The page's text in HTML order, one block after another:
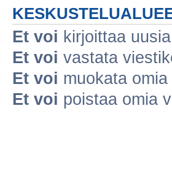
Et voi kirjoittaa
Et voi vastata
Et voi muokata
Et voi poistaa omia